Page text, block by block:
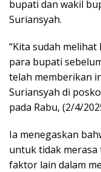
bupati dan wakil
Suriansyah.
“Kita sudah
para bupati
telah memberikan
Suriansyah di
pada Rabu, (2/4/
Ia menegaskan
untuk tidak
faktor lain dalam